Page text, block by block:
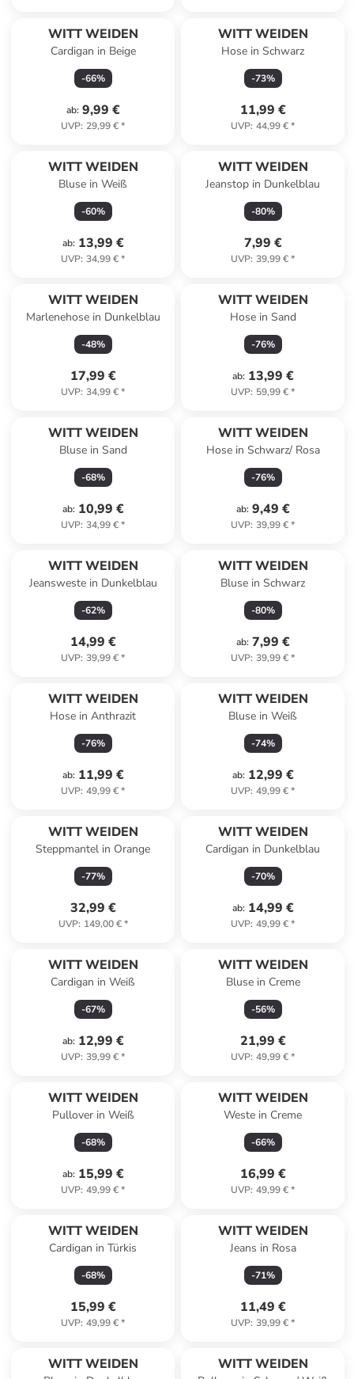
WITT WEIDEN
Cardigan in Beige
-66%
ab: 9,99 €
UVP: 29,99 €*
WITT WEIDEN
Hose in Schwarz
-73%
11,99 €
UVP: 44,99 €*
WITT WEIDEN
Bluse in Weiß
-60%
ab: 13,99 €
UVP: 34,99 €*
WITT WEIDEN
Jeanstop in Dunkelblau
-80%
7,99 €
UVP: 39,99 €*
WITT WEIDEN
Marlenehose in Dunkelblau
-48%
17,99 €
UVP: 34,99 €*
WITT WEIDEN
Hose in Sand
-76%
ab: 13,99 €
UVP: 59,99 €*
WITT WEIDEN
Bluse in Sand
-68%
ab: 10,99 €
UVP: 34,99 €*
WITT WEIDEN
Hose in Schwarz/ Rosa
-76%
ab: 9,49 €
UVP: 39,99 €*
WITT WEIDEN
Jeansweste in Dunkelblau
-62%
14,99 €
UVP: 39,99 €*
WITT WEIDEN
Bluse in Schwarz
-80%
ab: 7,99 €
UVP: 39,99 €*
WITT WEIDEN
Hose in Anthrazit
-76%
ab: 11,99 €
UVP: 49,99 €*
WITT WEIDEN
Bluse in Weiß
-74%
ab: 12,99 €
UVP: 49,99 €*
WITT WEIDEN
Steppmantel in Orange
-77%
32,99 €
UVP: 149,00 €*
WITT WEIDEN
Cardigan in Dunkelblau
-70%
ab: 14,99 €
UVP: 49,99 €*
WITT WEIDEN
Cardigan in Weiß
-67%
ab: 12,99 €
UVP: 39,99 €*
WITT WEIDEN
Bluse in Creme
-56%
21,99 €
UVP: 49,99 €*
WITT WEIDEN
Pullover in Weiß
-68%
ab: 15,99 €
UVP: 49,99 €*
WITT WEIDEN
Weste in Creme
-66%
16,99 €
UVP: 49,99 €*
WITT WEIDEN
Cardigan in Türkis
-68%
15,99 €
UVP: 49,99 €*
WITT WEIDEN
Jeans in Rosa
-71%
11,49 €
UVP: 39,99 €*
WITT WEIDEN WITT WEIDEN